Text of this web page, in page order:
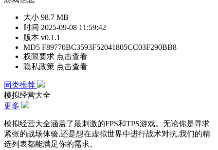
大小 98.7 MB
时间 2025-09-08 11:59:42
版本 v0.1.1
MD5 F89770BC3593F52041805CC03F290BB8
权限要求 点击查看
隐私政策 点击查看
同类推荐
模拟经营大全
更多
模拟经营大全涵盖了最刺激的FPS和TPS游戏。无论你是寻求
紧张的战场体验,还是想在虚拟世界中进行战术对抗,我们的精
选列表都能满足你的需求。